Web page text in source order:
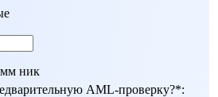
ник
AML-проверку?*: